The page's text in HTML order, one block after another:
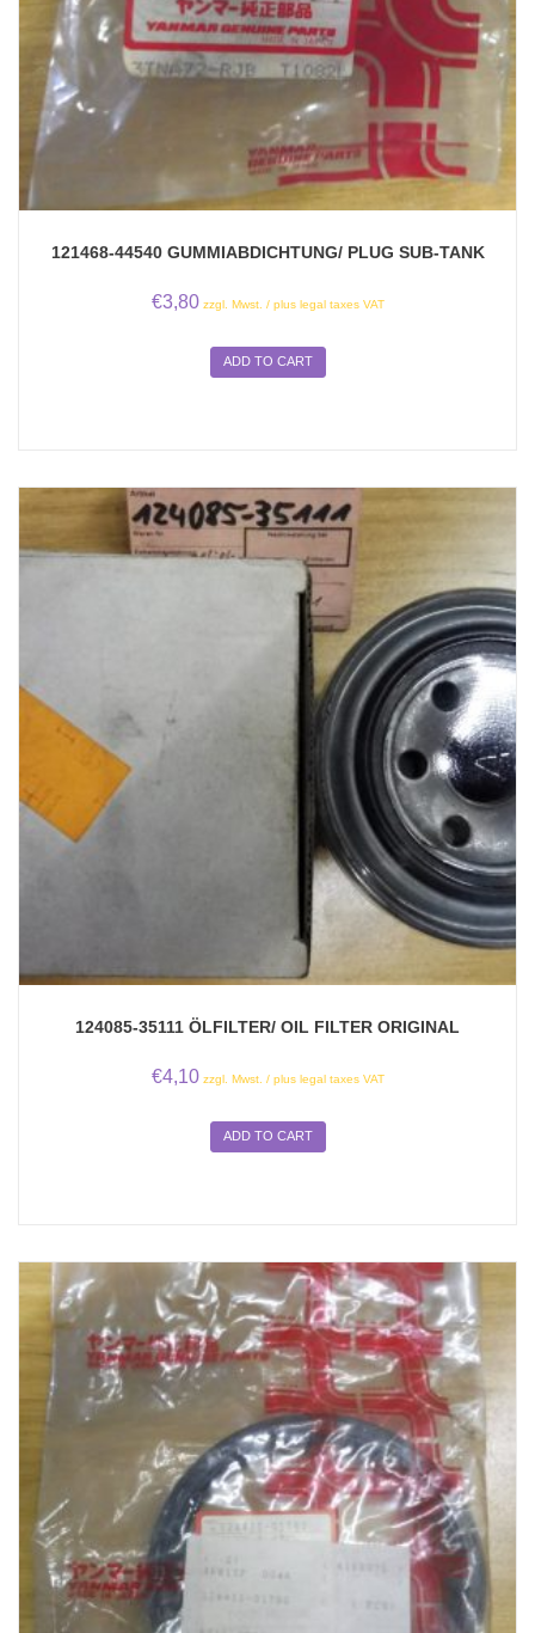
121468-44540 GUMMIABDICHTUNG/ PLUG SUB-TANK
€3,80 zzgl. Mwst. / plus legal taxes VAT
ADD TO CART
124085-35111 ÖLFILTER/ OIL FILTER ORIGINAL
€4,10 zzgl. Mwst. / plus legal taxes VAT
ADD TO CART